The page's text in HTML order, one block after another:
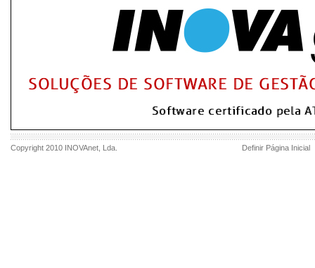
Copyright 2010 INOVAnet , Lda. Definir Página Inicial